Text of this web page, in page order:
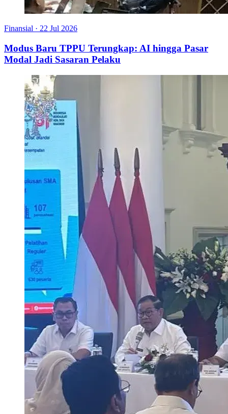
Finansial · 22 Jul 2026
Modus Baru TPPU Terungkap: AI hingga Pasar
Modal Jadi Sasaran Pelaku